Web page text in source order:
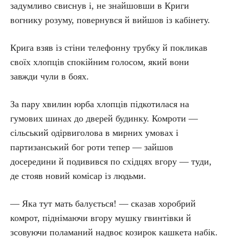
задумливо свиснув і, не знайшовши в Криги
вогнику розуму, повернувся й вийшов із кабінету.
Крига взяв із стіни телефонну трубку й покликав
своїх хлопців спокійним голосом, який вони
завжди чули в боях.
За пару хвилин юрба хлопців підкотилася на
гумових шинах до дверей будинку. Комроти —
сільський одірвиголова в мирних умовах і
партизанський бог роти тепер — зайшов
досередини й подивився по східцях вгору — туди,
де стояв новий комісар із людьми.
— Яка тут мать балується! — сказав хоробрий
комрот, піднімаючи вгору мушку гвинтівки й
зсовуючи поламаний надвоє козирок кашкета набік.